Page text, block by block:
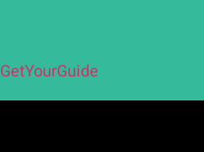
GetYourGuide